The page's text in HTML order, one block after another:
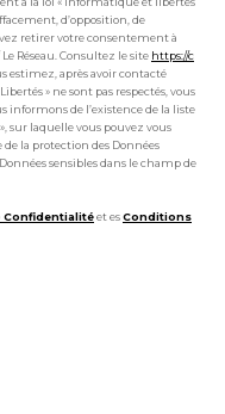
d’opposition, de
retirer votre consentement à
Réseau. Consultez le site https://c
estimez, après avoir contacté
» ne sont pas respectés, vous
informons de l’existence de la liste
sur laquelle vous pouvez vous
de la protection des Données
sensibles dans le champ de
Confidentialitéet esConditions